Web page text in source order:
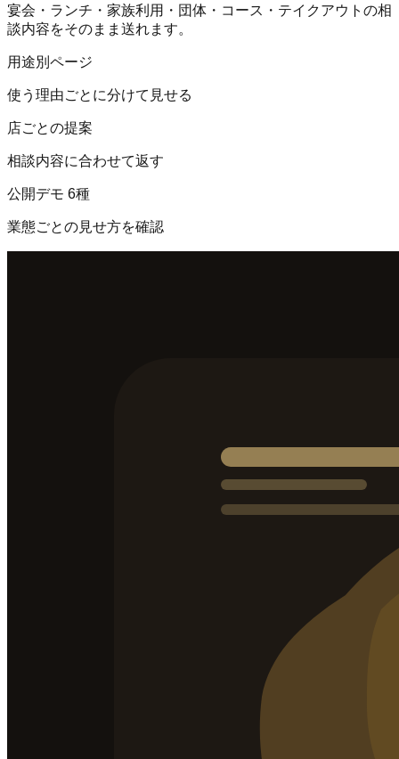
宴会・ランチ・家族利用・団体・コース・テイクアウトの相
談内容をそのまま送れます。
用途別ページ
使う理由ごとに分けて見せる
店ごとの提案
相談内容に合わせて返す
公開デモ 6種
業態ごとの見せ方を確認